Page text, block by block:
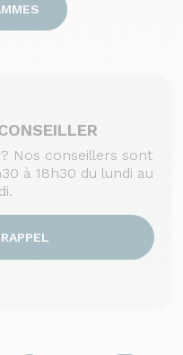
Nos conseillers sont
à 18h30 du lundi au